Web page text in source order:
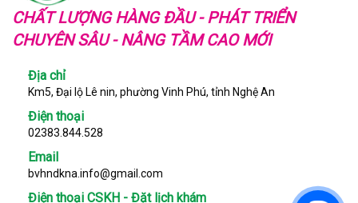
CHẤT LƯỢNG HÀNG ĐẦU - PHÁT TRIỂN
CHUYÊN SÂU - NÂNG TẦM CAO MỚI
Địa chỉ
Km5, Đại lộ Lê nin, phường Vinh Phú, tỉnh Nghệ An
Điện thoại
02383.844.528
Email
bvhndkna.info@gmail.com
Điện thoại CSKH - Đặt lịch khám